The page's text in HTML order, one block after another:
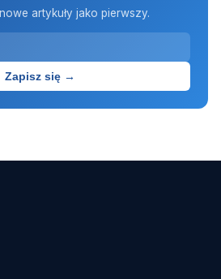
artykuły jako pierwszy.
Zapisz się →